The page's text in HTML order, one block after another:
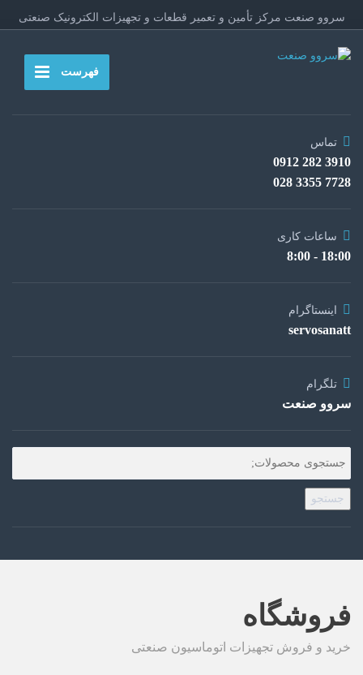
سروو صنعت مرکز تأمین و تعمیر قطعات و تجهیزات الکترونیک صنعتی
فهرست
تماس
3910 282 0912
7728 3355 028
ساعات کاری
18:00 - 8:00
اینستاگرام
servosanatt
تلگرام
سروو صنعت
جستجو
فروشگاه
خرید و فروش تجهیزات اتوماسیون صنعتی